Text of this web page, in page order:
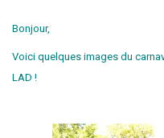
Bonjour,
Voici quelques images du
LAD !